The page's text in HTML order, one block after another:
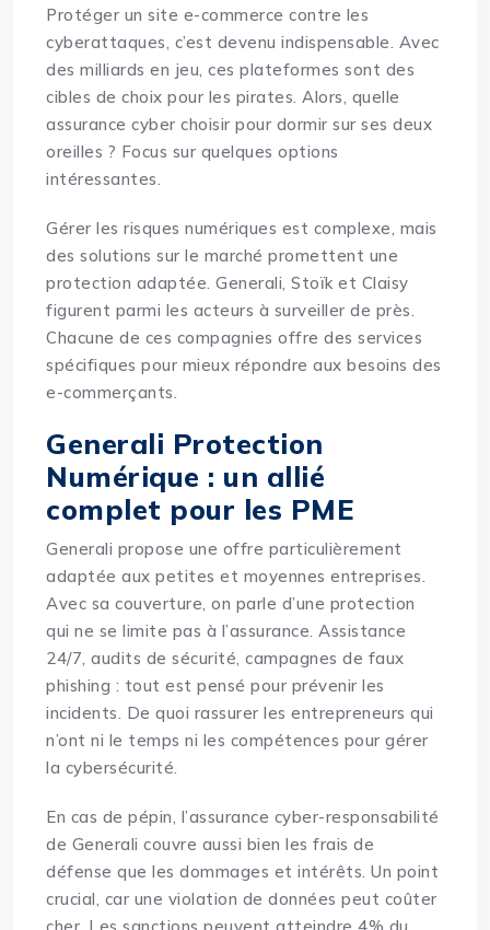
Protéger un site e-commerce contre les
cyberattaques, c’est devenu indispensable. Avec
desmilliards en jeu, ces plateformes sont des
cibles de choix pour les pirates. Alors, quelle
assurance cyber choisir pour dormir sur ses deux
oreilles ? Focus sur quelques options
intéressantes.
Gérer les risques numériques est complexe, mais
des solutions sur le marché promettent une
protection adaptée. Generali, Stoïk et Claisy
figurent parmi les acteurs à surveiller de près.
Chacune de ces compagnies offre des services
spécifiques pour mieux répondre aux besoins des
e-commerçants.
Generali Protection
Numérique : un allié
complet pour les PME
Generali propose une offre particulièrement
adaptée aux petites et moyennes entreprises.
Avec sa couverture, on parle d’une protection
qui ne se limite pas à l’assurance. Assistance
24/7, audits de sécurité, campagnes de faux
phishing : tout est pensé pour prévenir les
incidents. De quoi rassurer les entrepreneurs qui
n’ont ni le temps ni les compétences pour gérer
la cybersécurité.
En cas de pépin, l’assurance cyber-responsabilité
de Generali couvre aussi bien les frais de
défense que les dommages et intérêts. Un point
crucial, car une violation de données peut coûter